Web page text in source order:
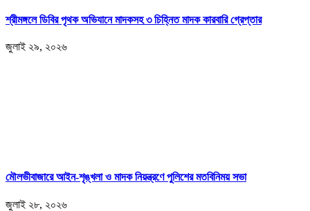
শ্রীমঙ্গলে ডিবির পৃথক অভিযানে মাদকসহ ৩ চিহ্নিত মাদক কারবারি গ্রেপ্তার
জুলাই ২৯, ২০২৬
মৌলভীবাজারে আইন-শৃঙ্খলা ও মাদক নিয়ন্ত্রণে পুলিশের মতবিনিময় সভা
জুলাই ২৮, ২০২৬